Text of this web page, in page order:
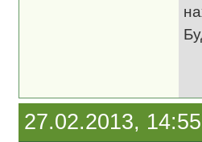
27.02.2013, 14:55